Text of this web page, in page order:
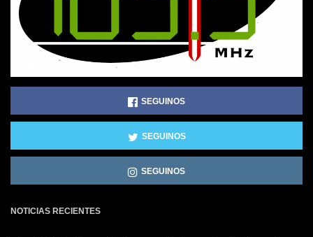
SEGUINOS
SEGUINOS
SEGUINOS
NOTICIAS RECIENTES